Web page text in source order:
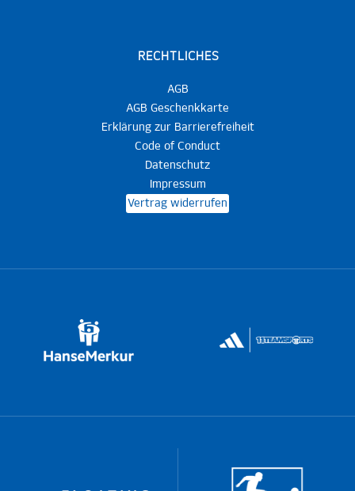
RECHTLICHES
AGB
AGB Geschenkkarte
Erklärung zur Barrierefreiheit
Code of Conduct
Datenschutz
Impressum
Vertrag widerrufen